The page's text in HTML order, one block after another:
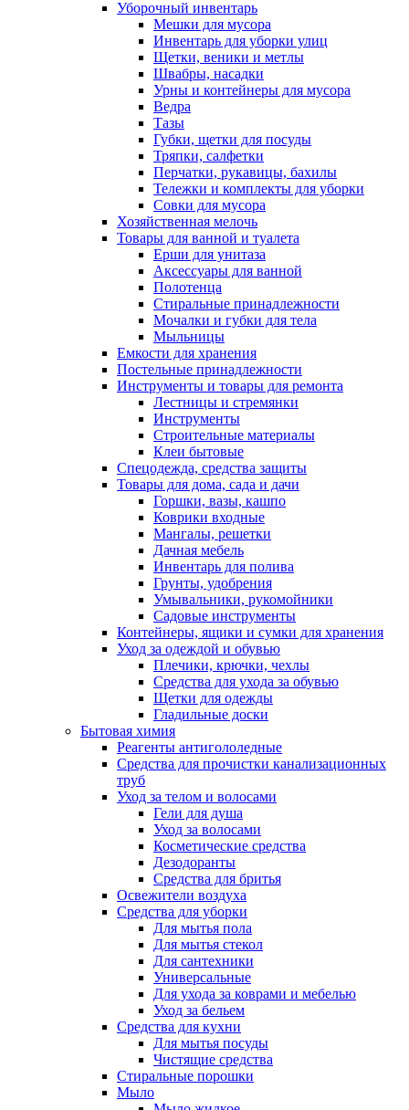
Уборочный инвентарь
Мешки для мусора
Инвентарь для уборки улиц
Щетки, веники и метлы
Швабры, насадки
Урны и контейнеры для мусора
Ведра
Тазы
Губки, щетки для посуды
Тряпки, салфетки
Перчатки, рукавицы, бахилы
Тележки и комплекты для уборки
Совки для мусора
Хозяйственная мелочь
Товары для ванной и туалета
Ерши для унитаза
Аксессуары для ванной
Полотенца
Стиральные принадлежности
Мочалки и губки для тела
Мыльницы
Емкости для хранения
Постельные принадлежности
Инструменты и товары для ремонта
Лестницы и стремянки
Инструменты
Строительные материалы
Клеи бытовые
Спецодежда, средства защиты
Товары для дома, сада и дачи
Горшки, вазы, кашпо
Коврики входные
Мангалы, решетки
Дачная мебель
Инвентарь для полива
Грунты, удобрения
Умывальники, рукомойники
Садовые инструменты
Контейнеры, ящики и сумки для хранения
Уход за одеждой и обувью
Плечики, крючки, чехлы
Средства для ухода за обувью
Щетки для одежды
Гладильные доски
Бытовая химия
Реагенты антигололедные
Средства для прочистки канализационных
труб
Уход за телом и волосами
Гели для душа
Уход за волосами
Косметические средства
Дезодоранты
Средства для бритья
Освежители воздуха
Средства для уборки
Для мытья пола
Для мытья стекол
Для сантехники
Универсальные
Для ухода за коврами и мебелью
Уход за бельем
Средства для кухни
Для мытья посуды
Чистящие средства
Стиральные порошки
Мыло